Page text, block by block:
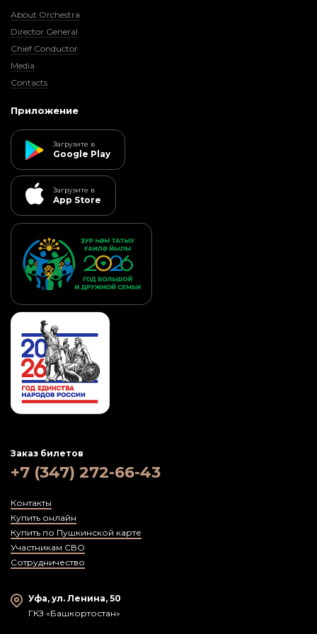
About Orchestra
Director General
Chief Conductor
Media
Contacts
Приложение
Загрузите в
Google Play
Загрузите в
App Store
Заказ билетов
+7 (347) 272-66-43
Контакты
Купить онлайн
Купить по Пушкинской карте
Участникам СВО
Сотрудничество
Уфа, ул. Ленина, 50
ГКЗ «Башкортостан»